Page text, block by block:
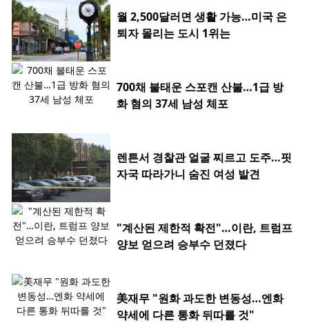
월 2,500달러면 생활 가능…미국 은
퇴자 몰리는 도시 1위는
700채 불태운 스포캔 산불…1급 방
화 혐의 37세 남성 체포
렌튼서 경찰관 얼굴 찌르고 도주…핏
자국 따라가니 숨진 여성 발견
"계산된 제한적 확전"…이란, 트럼프
양보 얻으려 승부수 던졌다
美재무 "원화 과도한 변동성…엔화
약세에 다른 통화 뒤따를 것"